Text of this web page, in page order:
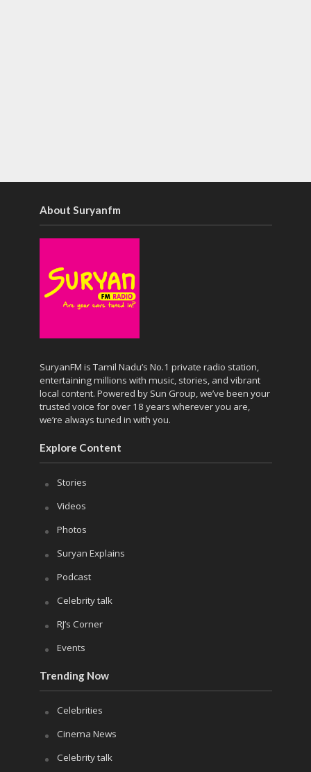
About Suryanfm
SuryanFM is Tamil Nadu’s No.1 private radio station,
entertaining millions with music, stories, and vibrant
local content. Powered by Sun Group, we’ve been your
trusted voice for over 18 years wherever you are,
we’re always tuned in with you.
Explore Content
Stories
Videos
Photos
Suryan Explains
Podcast
Celebrity talk
RJ’s Corner
Events
Trending Now
Celebrities
Cinema News
Celebrity talk